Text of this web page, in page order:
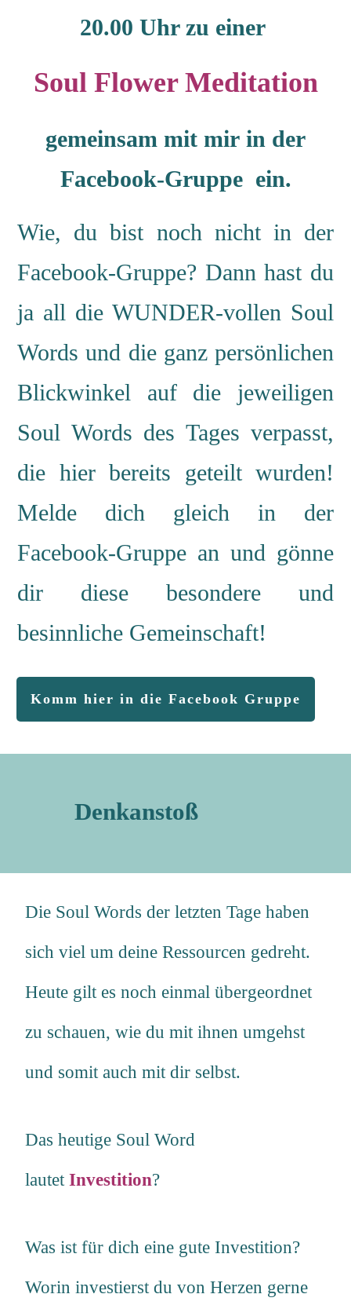
20.00 Uhr zu einer
Soul Flower Meditation
gemeinsam mit mir in der
Facebook-Gruppe ein.
Wie, du bist noch nicht in der
Facebook-Gruppe? Dann hast du
ja all die WUNDER-vollen Soul
Words und die ganz persönlichen
Blickwinkel auf die jeweiligen
Soul Words des Tages verpasst,
die hier bereits geteilt wurden!
Melde dich gleich in der
Facebook-Gruppe an und gönne
dir diese besondere und
besinnliche Gemeinschaft!
Komm hier in die Facebook Gruppe
Denkanstoß
Die Soul Words der letzten Tage haben
sich viel um deine Ressourcen gedreht.
Heute gilt es noch einmal übergeordnet
zu schauen, wie du mit ihnen umgehst
und somit auch mit dir selbst.
Das heutige Soul Word
lautet Investition?
Was ist für dich eine gute Investition?
Worin investierst du von Herzen gerne